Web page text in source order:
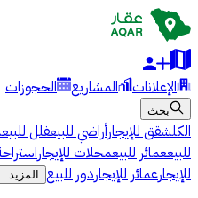
الإعلانات المشاريع الحجوزات
بحث
الكلشقق للإيجارأراضي للبيعفلل للبيع
للبيععمائر للبيعمحلات للإيجار
للإيجارعمائر للإيجاردور للبيع المزيد